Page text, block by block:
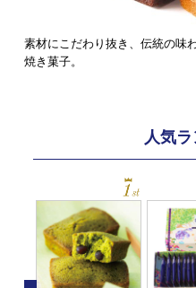
素材にこだわり抜き、伝統の味
焼き菓子。
人気